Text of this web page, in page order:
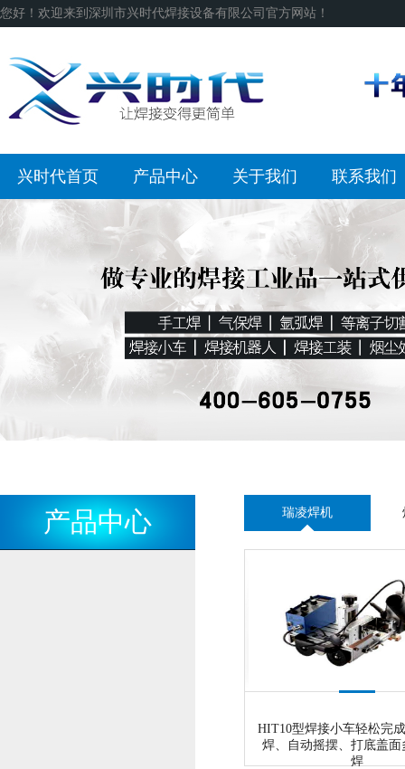
您好！欢迎来到深圳市兴时代焊接设备有限公司官方网站！
兴时代首页 产品中心 关于我们 联系我们
产品中心 瑞凌焊机
HIT10型焊接小车轻松完
焊、自动摇摆、打底盖面
焊